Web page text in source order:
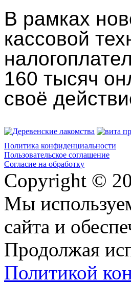
В рамках
кассовой
160 тысяч
своё
Политика конфиденциальности
Пользовательское соглашение
Согласие на обработку
Copyright ©
Мы
сайта и
Продолжая
Политикой